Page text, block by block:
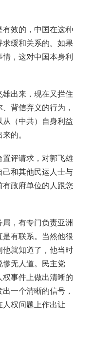
效的，中国在这种
缓和关系的。如果
，这对中国本身利
出来，现在又拦住
背信弃义的行为，
（中共）自身利益
的。
评请求，对郭飞雄
和其他民运人士与
政府单位的人跟您
，有专门负责亚洲
有联系。当然他很
就知道了，他当时
无人道。民主党
权事件上做出清晰的
一个清晰的信号，
权问题上作出让